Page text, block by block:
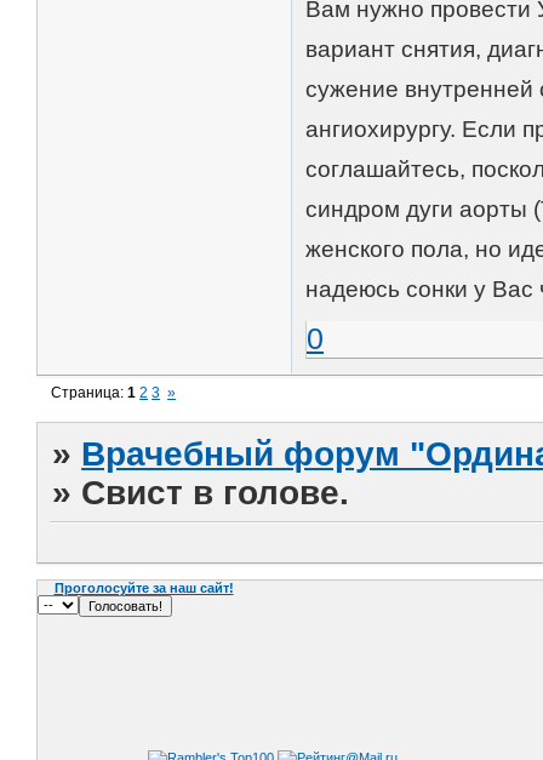
Вам нужно провести
вариант снятия,
сужение внутренней
ангиохирургу. Если
соглашайтесь,
синдром дуги аорты
женского пола, но
надеюсь сонки у Вас
0
Страница:1 2 3 »
» Врачебный форум
» Свист в голове.
Проголосуйте за наш сайт!